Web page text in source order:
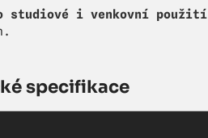
studiové i venkovní použití
specifikace